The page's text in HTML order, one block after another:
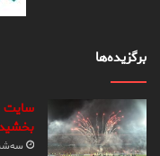
برگزیده‌ها
سه‌شنبه ۱۶